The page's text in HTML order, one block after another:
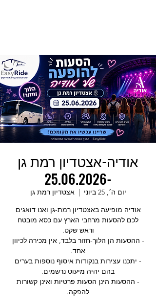
אודיה-אצטדיון רמת גן
-25.06.2026
יום ה׳, 25 ביוני
  |
אצטדיון רמת גן
אודיה מופיעה באצטדיון רמת-גן ואנו דואגים
לכם להסעות מרחבי הארץ עם כסא מובטח
- ההסעות הן הלוך-חזור בלבד, אין מכירה לכיוון
- יתכנו עצירות בנקודות איסוף נוספות בערים
- ההסעות הינן הסעות פרטיות ואינן קשורות
להפקה.